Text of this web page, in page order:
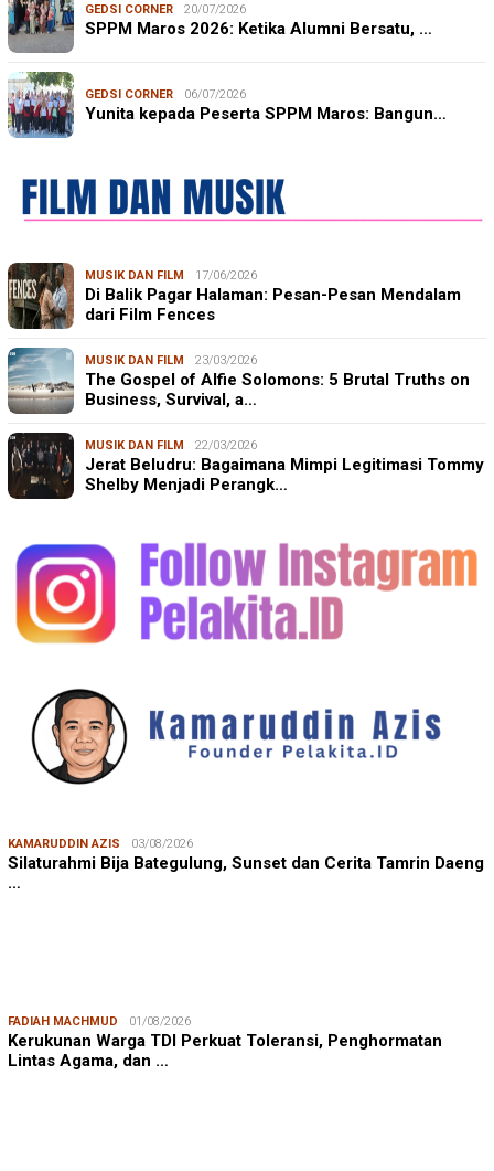
GEDSI CORNER 20/07/2026
SPPM Maros 2026: Ketika Alumni Bersatu, …
GEDSI CORNER 06/07/2026
Yunita kepada Peserta SPPM Maros: Bangun…
MUSIK DAN FILM 17/06/2026
Di Balik Pagar Halaman: Pesan-Pesan Mendalam
dari Film Fences
MUSIK DAN FILM 23/03/2026
The Gospel of Alfie Solomons: 5 Brutal Truths on
Business, Survival, a…
MUSIK DAN FILM 22/03/2026
Jerat Beludru: Bagaimana Mimpi Legitimasi Tommy
Shelby Menjadi Perangk…
KAMARUDDIN AZIS 03/08/2026
Silaturahmi Bija Bategulung, Sunset dan Cerita Tamrin Daeng
…
FADIAH MACHMUD 01/08/2026
Kerukunan Warga TDI Perkuat Toleransi, Penghormatan
Lintas Agama, dan …